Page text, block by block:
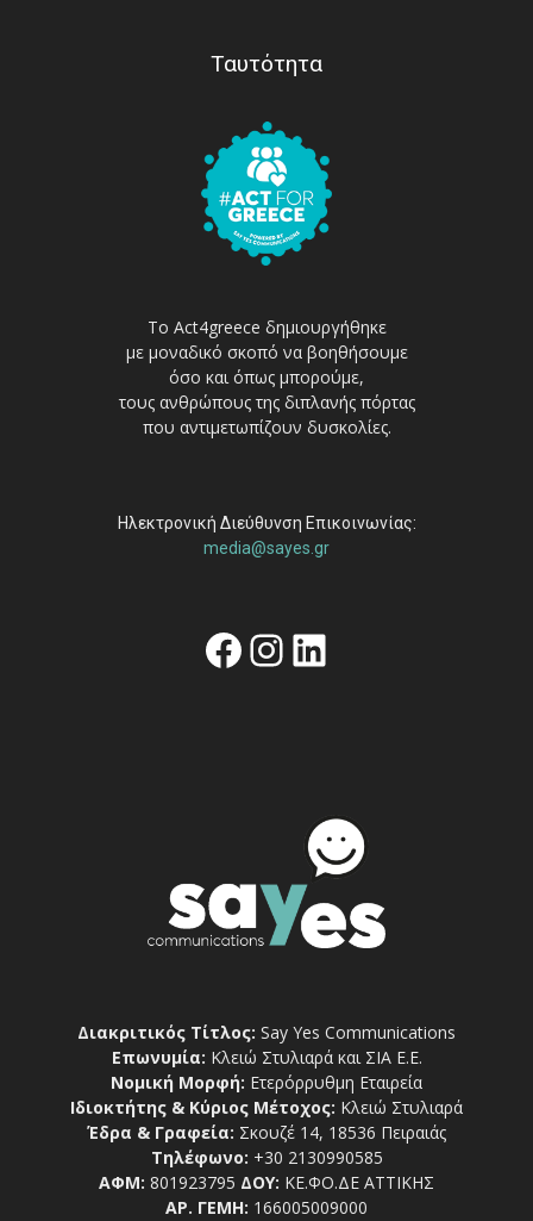
Ταυτότητα
Το Act4greece δημιουργήθηκε
με μοναδικό σκοπό να βοηθήσουμε
όσο και όπως μπορούμε,
τους ανθρώπους της διπλανής πόρτας
που αντιμετωπίζουν δυσκολίες.
Ηλεκτρονική Διεύθυνση Επικοινωνίας:
media@sayes.gr
Facebook
Instagram
Linkedin
Διακριτικός Τίτλος: Say Yes Communications
Επωνυμία: Κλειώ Στυλιαρά και ΣΙΑ Ε.Ε.
Νομική Μορφή: Ετερόρρυθμη Εταιρεία
Ιδιοκτήτης & Κύριος Μέτοχος: Κλειώ Στυλιαρά
Έδρα & Γραφεία: Σκουζέ 14, 18536 Πειραιάς
Τηλέφωνο: +30 2130990585
ΑΦΜ: 801923795 ΔΟΥ: ΚΕ.ΦΟ.ΔΕ ΑΤΤΙΚΗΣ
ΑΡ. ΓΕΜΗ: 166005009000